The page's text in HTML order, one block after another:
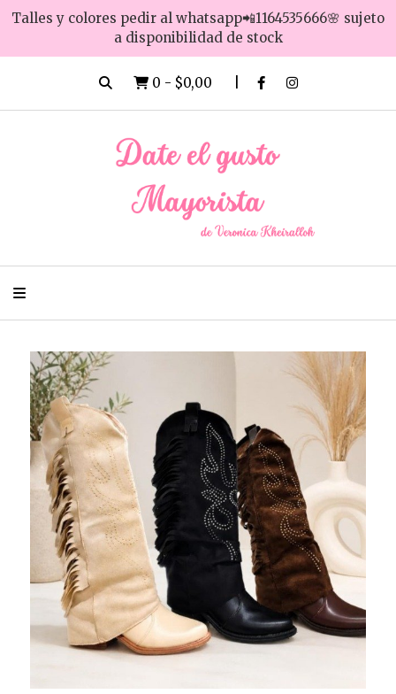
Talles y colores pedir al whatsapp📲1164535666🌸 sujeto
a disponibilidad de stock
0 - $0,00